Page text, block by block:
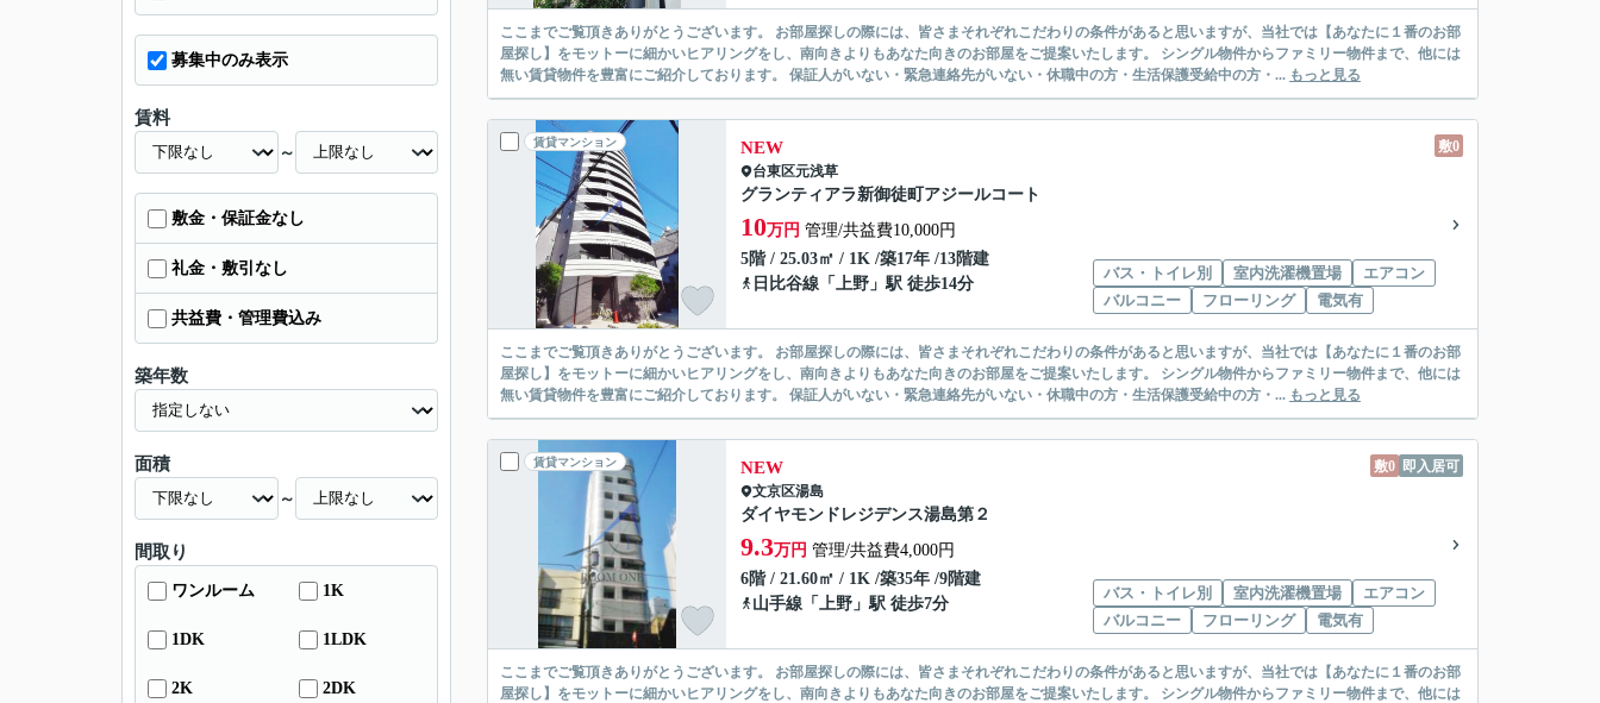
ここまでご覧頂きありがとうございます。 お部屋探しの際には、皆さまそれぞれこだわりの条件があると思いますが、当社では【あなたに１番のお部
屋探し】をモットーに細かいヒアリングをし、南向きよりもあなた向きのお部屋をご提案いたします。 シングル物件からファミリー物件まで、他には
無い賃貸物件を豊富にご紹介しております。 保証人がいない・緊急連絡先がいない・休職中の方・生活保護受給中の方・... もっと見る
賃貸マンション 敷0
NEW
台東区元浅草
グランティアラ新御徒町アジールコート
10万円 管理/共益費10,000円
5階 / 25.03㎡ / 1K /築17年 /13階建
日比谷線 「 上野 」駅 徒歩14分
バス・トイレ別 室内洗濯機置場
エアコン
バルコニー
フローリング 電気有
ここまでご覧頂きありがとうございます。 お部屋探しの際には、皆さまそれぞれこだわりの条件があると思いますが、当社では【あなたに１番のお部
屋探し】をモットーに細かいヒアリングをし、南向きよりもあなた向きのお部屋をご提案いたします。 シングル物件からファミリー物件まで、他には
無い賃貸物件を豊富にご紹介しております。 保証人がいない・緊急連絡先がいない・休職中の方・生活保護受給中の方・... もっと見る
賃貸マンション 敷0 即入居可
NEW
文京区湯島
ダイヤモンドレジデンス湯島第２
9.3万円 管理/共益費4,000円
6階 / 21.60㎡ / 1K /築35年 /9階建
山手線 「 上野 」駅 徒歩7分
バス・トイレ別 室内洗濯機置場
エアコン
バルコニー
フローリング 電気有
ここまでご覧頂きありがとうございます。 お部屋探しの際には、皆さまそれぞれこだわりの条件があると思いますが、当社では【あなたに１番のお部
屋探し】をモットーに細かいヒアリングをし、南向きよりもあなた向きのお部屋をご提案いたします。 シングル物件からファミリー物件まで、他には
募集中のみ表示
賃料
～
敷金・保証金なし
礼金・敷引なし
共益費・管理費込み
築年数
面積
～
間取り
ワンルーム 1K
1DK 1LDK
2K 2DK